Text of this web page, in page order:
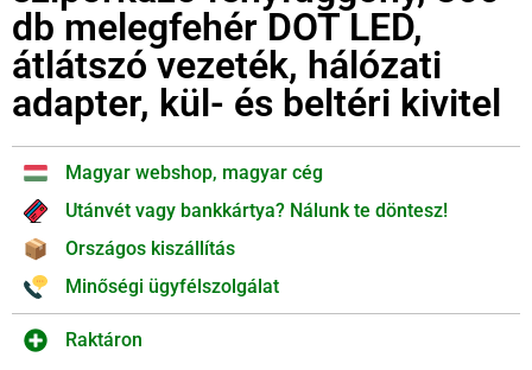
db melegfehér DOT LED,
átlátszó vezeték, hálózati
adapter, kül- és beltéri kivitel
Magyar webshop, magyar cég
Utánvét vagy bankkártya? Nálunk te döntesz!
Országos kiszállítás
Minőségi ügyfélszolgálat
Raktáron